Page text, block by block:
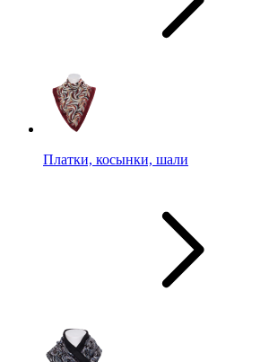
Платки, косынки, шали